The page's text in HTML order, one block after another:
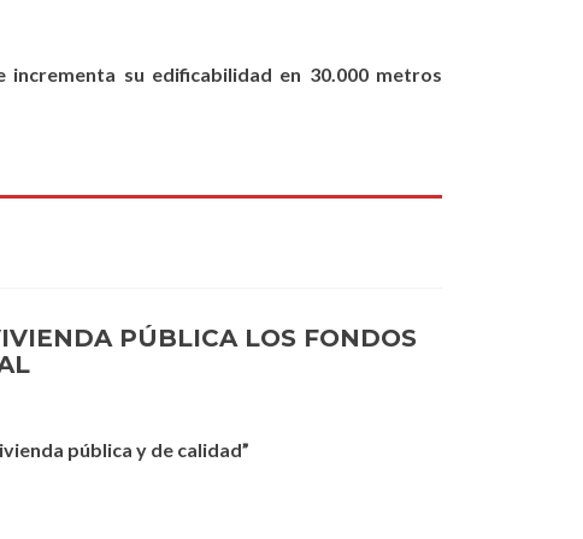
su edificabilidad en 30.000 metros
PÚBLICA LOS FONDOS
pública y de calidad”